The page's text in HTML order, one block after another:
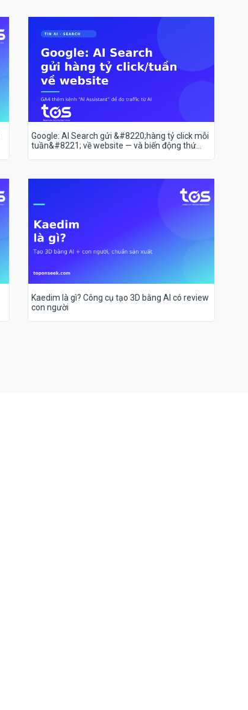
Google: AI Search gửi &#8220;hàng tỷ click mỗi
tuần&#8221; về website — và biến động thứ
Kaedim là gì? Công cụ tạo 3D bằng AI có review
con người